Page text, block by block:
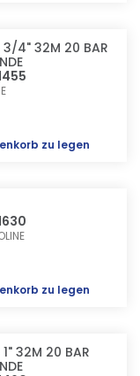
3/4" 32M 20 BAR
zu legen
zu legen
1" 32M 20 BAR